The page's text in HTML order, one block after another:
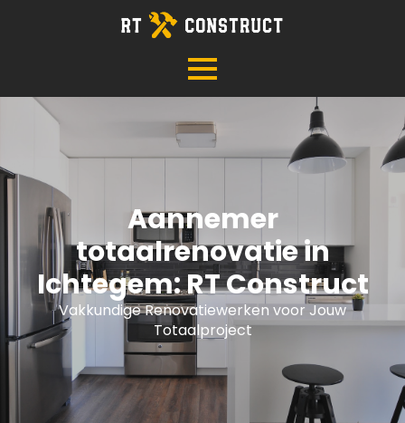
Aannemer
totaalrenovatie in
Ichtegem: RT Construct
Vakkundige Renovatiewerken voor Jouw
Totaalproject